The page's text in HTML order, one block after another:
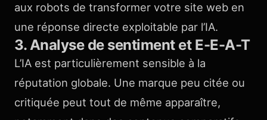
aux robots de transformer votre site web en
une réponse directe exploitable par l’IA.
3. Analyse de sentiment et E-E-A-T
L’IA est particulièrement sensible à la
réputation globale. Une marque peu citée ou
critiquée peut tout de même apparaître,